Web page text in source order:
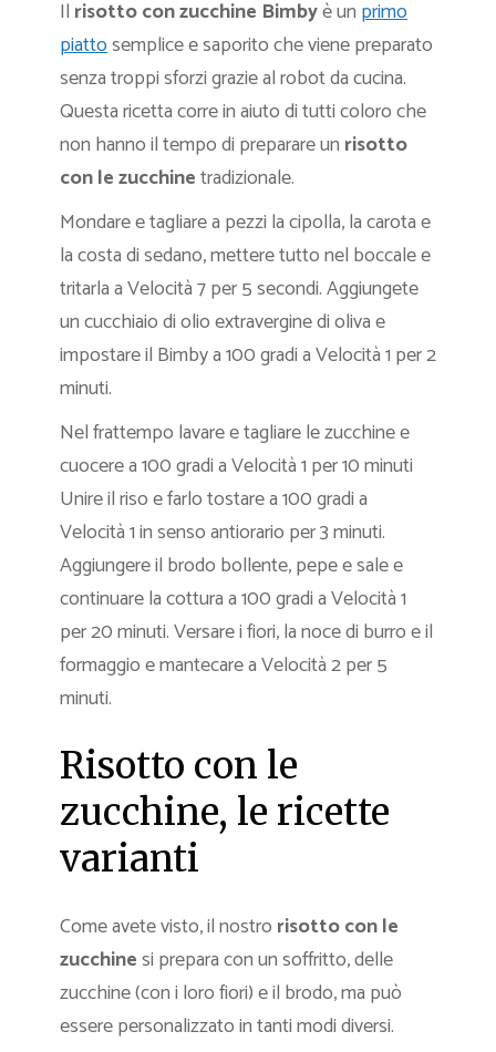
Il risotto con zucchine Bimbyè un primo
piattosemplice e saporito che viene preparato
senza troppi sforzi grazie al robot da cucina.
Questa ricetta corre in aiuto di tutti coloro che
non hanno il tempo di preparare un risotto
con le zucchinetradizionale.
Mondare e tagliare a pezzi la cipolla, la carota e
la costa di sedano, mettere tutto nel boccale e
tritarla a Velocità 7 per 5 secondi. Aggiungete
un cucchiaio di olio extravergine di oliva e
impostare il Bimby a 100 gradi a Velocità 1 per 2
minuti.
Nel frattempo lavare e tagliare le zucchine e
cuocere a 100 gradi a Velocità 1 per 10 minuti
Unire il riso e farlo tostare a 100 gradi a
Velocità 1 in senso antiorario per 3 minuti.
Aggiungere il brodo bollente, pepe e sale e
continuare la cottura a 100 gradi a Velocità 1
per 20 minuti. Versare i fiori, la noce di burro e il
formaggio e mantecare a Velocità 2 per 5
minuti.
Risotto con le
zucchine, le ricette
varianti
Come avete visto, il nostro risotto con le
zucchinesi prepara con un soffritto, delle
zucchine (con i loro fiori) e il brodo, ma può
essere personalizzato in tanti modi diversi.